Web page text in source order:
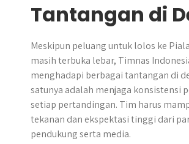
Tantangan di
Meskipun peluang untuk lolos ke
masih terbuka lebar, Timnas
menghadapi berbagai tantangan di
satunya adalah menjaga konsistensi
setiap pertandingan. Tim harus
tekanan dan ekspektasi tinggi dari
pendukung serta media.